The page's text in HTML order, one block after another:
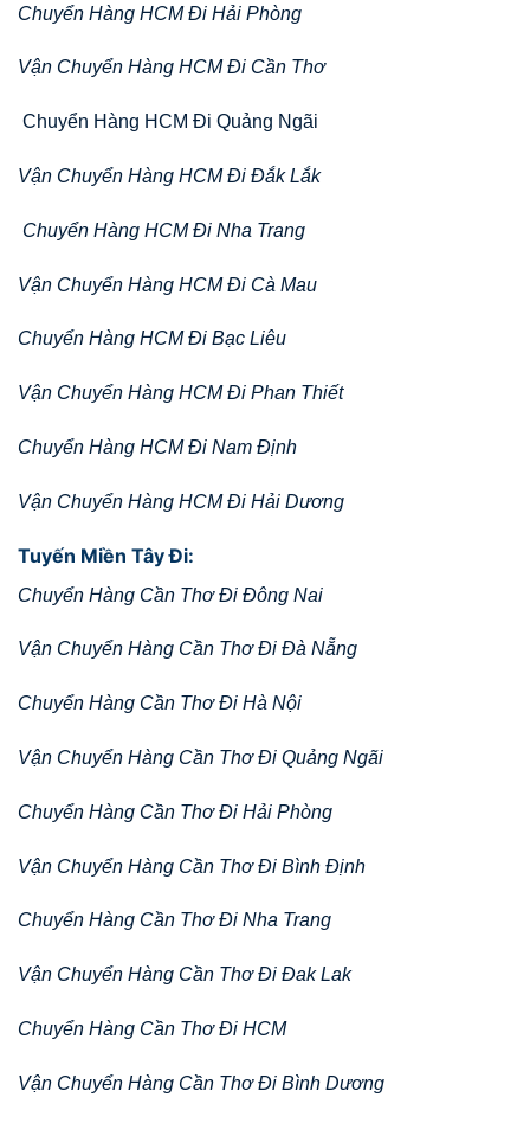
Chuyển Hàng HCM Đi Hải Phòng
Vận Chuyển Hàng HCM Đi Cần Thơ
Chuyển Hàng HCM Đi Quảng Ngãi
Vận Chuyển Hàng HCM Đi Đắk Lắk
Chuyển Hàng HCM Đi Nha Trang
Vận Chuyển Hàng HCM Đi Cà Mau
Chuyển Hàng HCM Đi Bạc Liêu
Vận Chuyển Hàng HCM Đi Phan Thiết
Chuyển Hàng HCM Đi Nam Định
Vận Chuyển Hàng HCM Đi Hải Dương
Tuyến Miền Tây Đi:
Chuyển Hàng Cần Thơ Đi Đông Nai
Vận Chuyển Hàng Cần Thơ Đi Đà Nẵng
Chuyển Hàng Cần Thơ Đi Hà Nội
Vận Chuyển Hàng Cần Thơ Đi Quảng Ngãi
Chuyển Hàng Cần Thơ Đi Hải Phòng
Vận Chuyển Hàng Cần Thơ Đi Bình Định
Chuyển Hàng Cần Thơ Đi Nha Trang
Vận Chuyển Hàng Cần Thơ Đi Đak Lak
Chuyển Hàng Cần Thơ Đi HCM
Vận Chuyển Hàng Cần Thơ Đi Bình Dương